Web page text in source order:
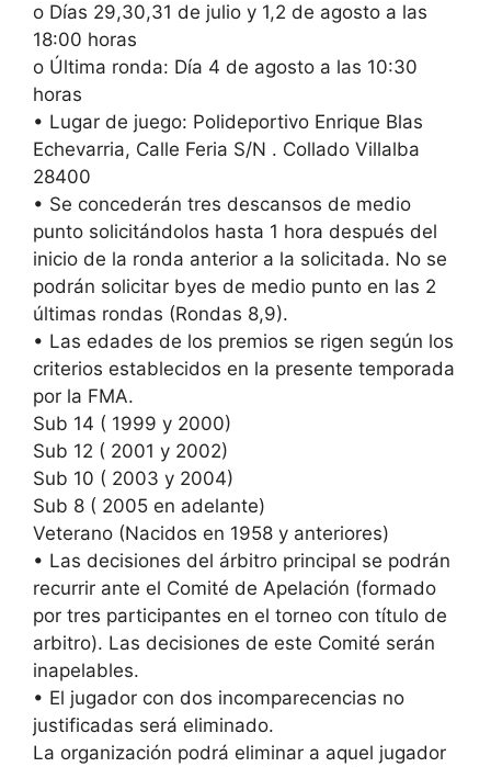
o Días 29,30,31 de julio y 1,2 de agosto a las
18:00 horas
o Última ronda: Día 4 de agosto a las 10:30
horas
• Lugar de juego: Polideportivo Enrique Blas
Echevarria, Calle Feria S/N . Collado Villalba
28400
• Se concederán tres descansos de medio
punto solicitándolos hasta 1 hora después del
inicio de la ronda anterior a la solicitada. No se
podrán solicitar byes de medio punto en las 2
últimas rondas (Rondas 8,9).
• Las edades de los premios se rigen según los
criterios establecidos en la presente temporada
por la FMA.
Sub 14 ( 1999 y 2000)
Sub 12 ( 2001 y 2002)
Sub 10 ( 2003 y 2004)
Sub 8 ( 2005 en adelante)
Veterano (Nacidos en 1958 y anteriores)
• Las decisiones del árbitro principal se podrán
recurrir ante el Comité de Apelación (formado
por tres participantes en el torneo con título de
arbitro). Las decisiones de este Comité serán
inapelables.
• El jugador con dos incomparecencias no
justificadas será eliminado.
La organización podrá eliminar a aquel jugador